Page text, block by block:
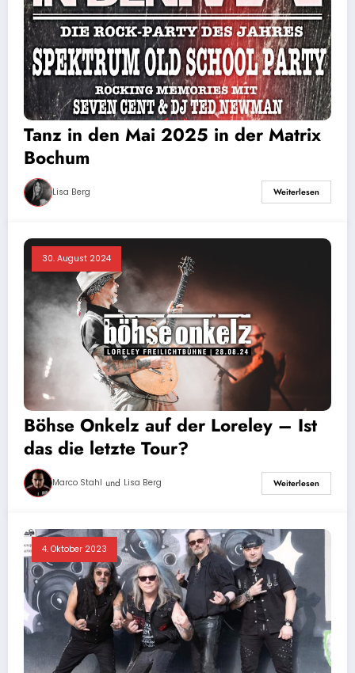
Tanz in den Mai 2025 in der Matrix
Bochum
Lisa Berg Weiterlesen
30. August 2024
Böhse Onkelz auf der Loreley – Ist
das die letzte Tour?
Marco Stahl und Lisa Berg Weiterlesen
4. Oktober 2023